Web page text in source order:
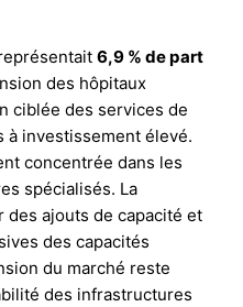
6,9 % de part
des hôpitaux
ciblée des services de
à investissement élevé.
concentrée dans les
spécialisés. La
des ajouts de capacité et
des capacités
du marché reste
des infrastructures